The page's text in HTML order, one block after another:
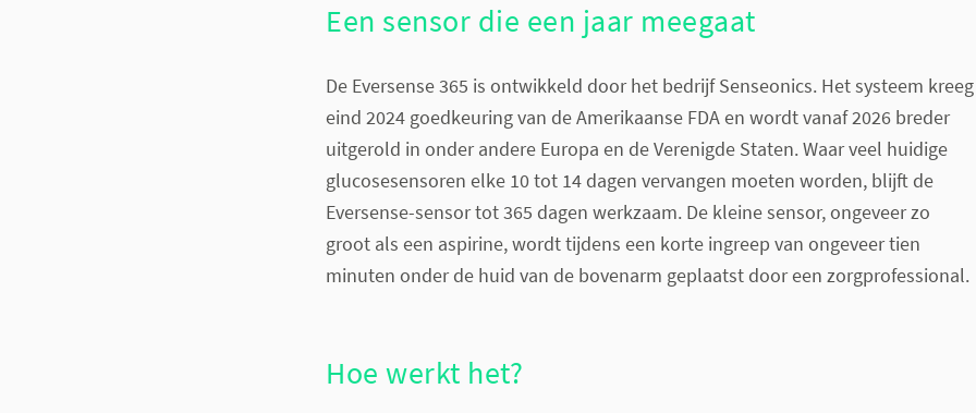
Een sensor die een jaar meegaat
De Eversense 365 is ontwikkeld door het bedrijf Senseonics. Het systeem kreeg
eind 2024 goedkeuring van de Amerikaanse FDA en wordt vanaf 2026 breder
uitgerold in onder andere Europa en de Verenigde Staten. Waar veel huidige
glucosesensoren elke 10 tot 14 dagen vervangen moeten worden, blijft de
Eversense-sensor tot 365 dagen werkzaam. De kleine sensor, ongeveer zo
groot als een aspirine, wordt tijdens een korte ingreep van ongeveer tien
minuten onder de huid van de bovenarm geplaatst door een zorgprofessional.
Hoe werkt het?